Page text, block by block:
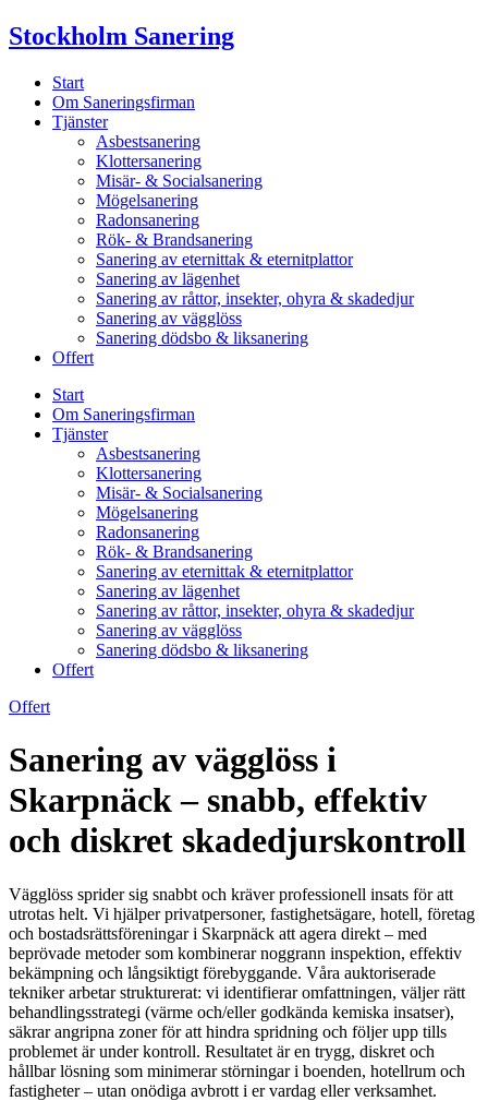
Skip
to
Stockholm Sanering
Start
Om Saneringsfirman
Tjänster
Asbestsanering
Klottersanering
Misär- & Socialsanering
Mögelsanering
Radonsanering
Rök- & Brandsanering
Sanering av eternittak & eternitplattor
Sanering av lägenhet
Sanering av råttor, insekter, ohyra & skadedjur
Sanering av vägglöss
Sanering dödsbo & liksanering
Offert
Start
Om Saneringsfirman
Tjänster
Asbestsanering
Klottersanering
Misär- & Socialsanering
Mögelsanering
Radonsanering
Rök- & Brandsanering
Sanering av eternittak & eternitplattor
Sanering av lägenhet
Sanering av råttor, insekter, ohyra & skadedjur
Sanering av vägglöss
Sanering dödsbo & liksanering
Offert
Offert
Sanering av vägglöss i
Skarpnäck – snabb, effektiv
och diskret skadedjurskontroll
Vägglöss sprider sig snabbt och kräver professionell insats för att
utrotas helt. Vi hjälper privatpersoner, fastighetsägare, hotell, företag
och bostadsrättsföreningar i Skarpnäck att agera direkt – med
beprövade metoder som kombinerar noggrann inspektion, effektiv
bekämpning och långsiktigt förebyggande. Våra auktoriserade
tekniker arbetar strukturerat: vi identifierar omfattningen, väljer rätt
behandlingsstrategi (värme och/eller godkända kemiska insatser),
säkrar angripna zoner för att hindra spridning och följer upp tills
problemet är under kontroll. Resultatet är en trygg, diskret och
hållbar lösning som minimerar störningar i boenden, hotellrum och
fastigheter – utan onödiga avbrott i er vardag eller verksamhet.